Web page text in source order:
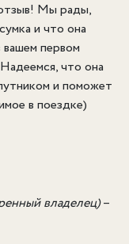
Мы рады,
и что она
первом
что она
и поможет
в поездке)
владелец)–